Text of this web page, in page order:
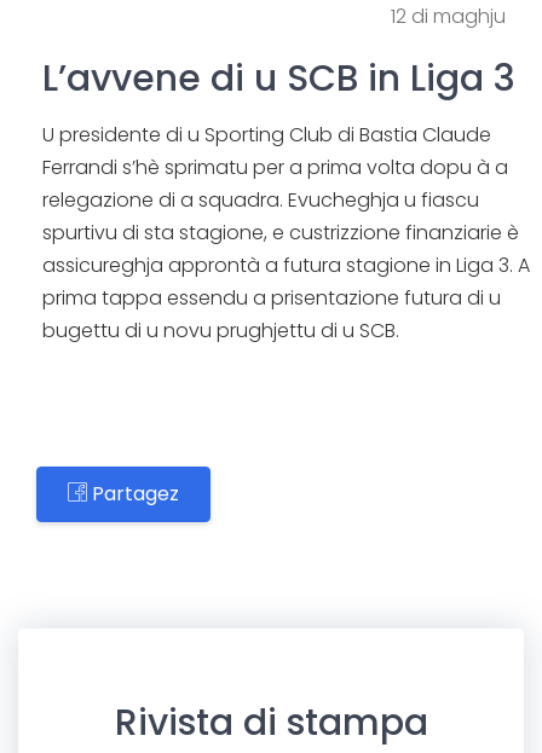
12 di maghju
L’avvene di u SCB in Liga 3
U presidente di u Sporting Club di Bastia Claude
Ferrandi s’hè sprimatu per a prima volta dopu à a
relegazione di a squadra. Evucheghja u fiascu
spurtivu di sta stagione, e custrizzione finanziarie è
assicureghja approntà a futura stagione in Liga 3. A
prima tappa essendu a prisentazione futura di u
bugettu di u novu prughjettu di u SCB.
Partagez
Rivista di stampa